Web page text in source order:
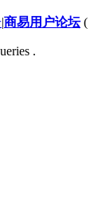
|商易用户论坛(
.